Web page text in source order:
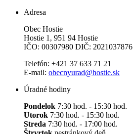
Adresa
Obec Hostie
Hostie 1, 951 94 Hostie
IČO: 00307980 DIČ: 2021037876
Telefón: +421 37 633 71 21
E-mail: obecnyurad@hostie.sk
Úradné hodiny
Pondelok 7:30 hod. - 15:30 hod.
Utorok 7:30 hod. - 15:30 hod.
Streda 7:30 hod. - 17:00 hod.